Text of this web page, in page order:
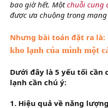
bao giờ hết. Mộtchuỗi cung
được ưa chuộng trong
Nhưng bài toán đặt ra là:
kho lạnh của mình một
Dưới đây là 5 yếu tối cần
lạnh cần chú ý:
1. Hiệu quả về năng